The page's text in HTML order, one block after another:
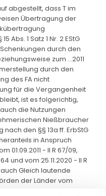
abgestellt, dass T im
Übertragung der
Abs. 1 Satz 1 Nr. 2 EStG
durch den
zum ...2011
durch den
des FA nicht
für die Vergangenheit
ist es folgerichtig,
die Nutzungen
Nießbraucher
den §§ 13a ff. ErbStG
in Anspruch
01.09.2011 - II R 67/09,
64 und vom 25.11.2020 - II R
auch Gleich lautende
der Länder vom